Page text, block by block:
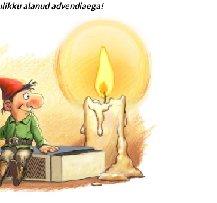
alanud advendiaega!